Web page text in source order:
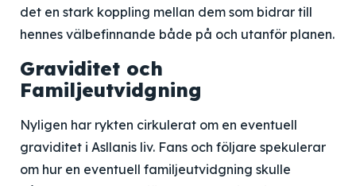
det en stark koppling mellan dem som bidrar till
hennes välbefinnande både på och utanför planen.
Graviditet och
Familjeutvidgning
Nyligen har rykten cirkulerat om en eventuell
graviditet i Asllanis liv. Fans och följare spekulerar
om hur en eventuell familjeutvidgning skulle